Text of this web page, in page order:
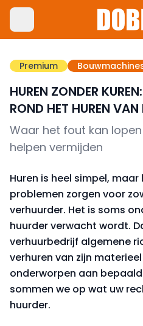
Premium
HUREN ZONDER
ROND HET HUREN
Waar het fout kan
helpen vermijden
Huren is heel simpel,
problemen zorgen voor
verhuurder. Het is soms
huurder verwacht wordt.
verhuurbedrijf algemene
verhuren van zijn
onderworpen aan
sommen we op wat uw
huurder.